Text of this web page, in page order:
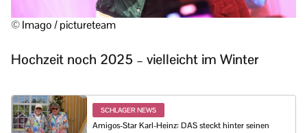
© Imago / pictureteam
Hochzeit noch 2025 – vielleicht im Winter
SCHLAGER NEWS
Amigos-Star Karl-Heinz: DAS steckt hinter seinen